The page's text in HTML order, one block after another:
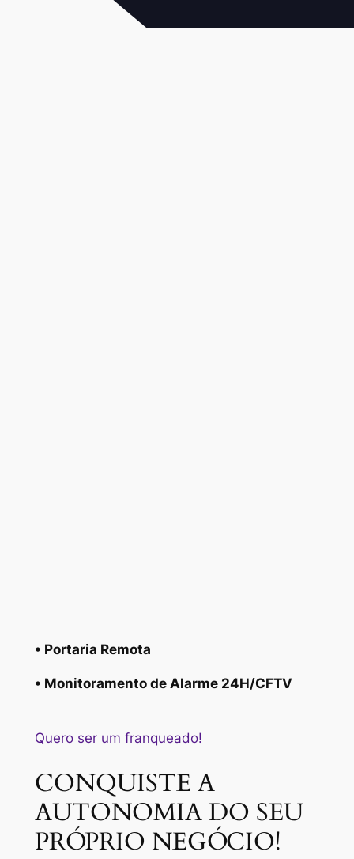
• Portaria Remota
• Monitoramento de Alarme 24H/CFTV
Quero ser um franqueado!
CONQUISTE A
AUTONOMIA DO SEU
PRÓPRIO NEGÓCIO!